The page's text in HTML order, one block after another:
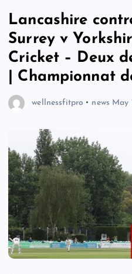
Lancashire
Surrey v
Cricket – Deux
| Championnat
wellnessfitpro news May